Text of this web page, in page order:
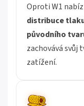
Oproti W1
distribuce
původního
zachovává svůj
zatížení.